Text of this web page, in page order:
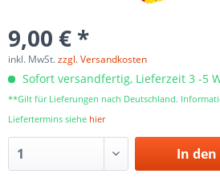
9,00 € *
inkl. MwSt.zzgl. Versandkosten
Sofort versandfertig, Lieferzeit 3 -5
**Gilt für Lieferungen nach Deutschland.
Liefertermins siehe hier
In den